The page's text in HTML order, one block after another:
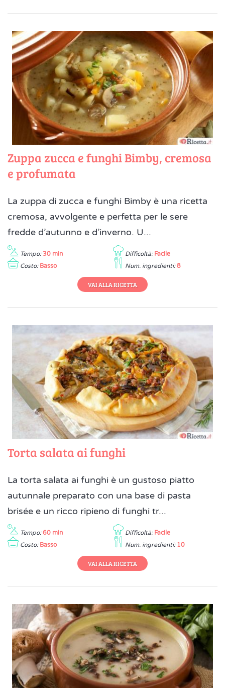
Zuppa zucca e funghi Bimby, cremosa
e profumata
La zuppa di zucca e funghi Bimby è una ricetta
cremosa, avvolgente e perfetta per le sere
fredde d’autunno e d’inverno. U...
Tempo: 30 min Difficoltà: Facile
Costo: Basso Num. ingredienti: 8
VAI ALLA RICETTA
Torta salata ai funghi
La torta salata ai funghi è un gustoso piatto
autunnale preparato con una base di pasta
brisée e un ricco ripieno di funghi tr...
Tempo: 60 min Difficoltà: Facile
Costo: Basso Num. ingredienti: 10
VAI ALLA RICETTA